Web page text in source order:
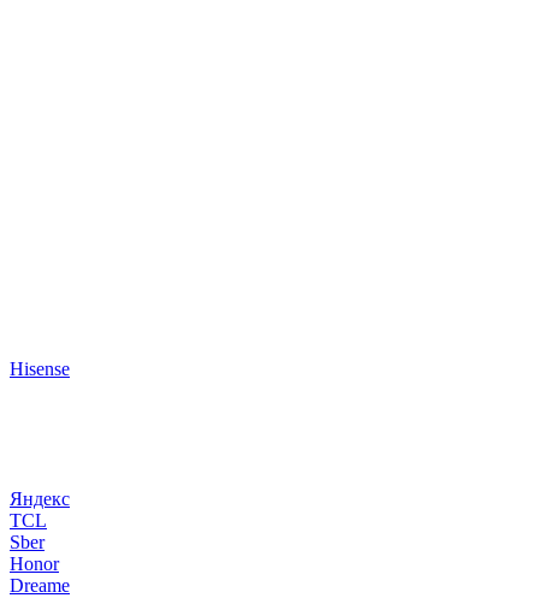
Hisense
Яндекс
TCL
Sber
Honor
Dreame